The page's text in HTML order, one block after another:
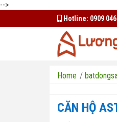
-->
Hotline: 0909
Home /
CĂN HỘ